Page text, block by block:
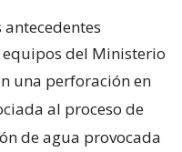
del Ministerio
una perforación en
al proceso de
de agua provocada